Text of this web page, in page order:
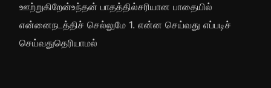
ஊற்றுகிறேன்உந்தன் பாதத்தில்சரியான பாதையில்
என்னைநடத்திச் செல்லுமே 1. என்ன செய்வது எப்படிச்
செய்வதுதெரியாமல்